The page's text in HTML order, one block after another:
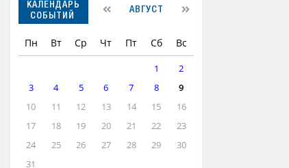
КАЛЕНДАРЬ
СОБЫТИЙ
АВГУСТ
Пн Вт Ср Чт Пт Сб Вс
1
2
3
4 5 6 7 8
9
10
11 12 13 14 15
16
17
18 19 20 21 22
23
24
25 26 27 28 29
30
31